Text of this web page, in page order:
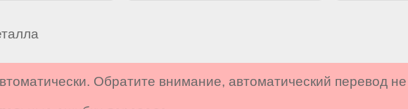
Обратите внимание, автоматический перевод